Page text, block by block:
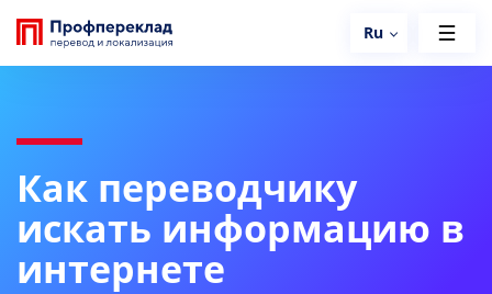
Ru
Как переводчику
искать информацию в
интернете